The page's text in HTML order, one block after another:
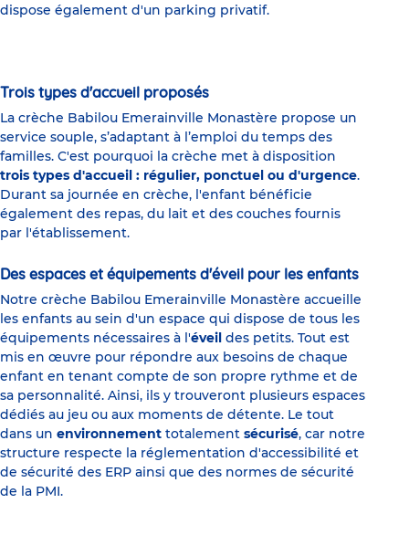
dispose également d'un parking privatif.
Trois types d'accueil proposés
La crèche Babilou Emerainville Monastère propose un
service souple, s’adaptant à l’emploi du temps des
familles. C'est pourquoi la crèche met à disposition
trois types d'accueil : régulier, ponctuel ou d'urgence.
Durant sa journée en crèche, l'enfant bénéficie
également des repas, du lait et des couches fournis
par l'établissement.
Des espaces et équipements d'éveil pour les enfants
Notre crèche Babilou Emerainville Monastère accueille
les enfants au sein d'un espace qui dispose de tous les
équipements nécessaires à l'éveil des petits. Tout est
mis en œuvre pour répondre aux besoins de chaque
enfant en tenant compte de son propre rythme et de
sa personnalité. Ainsi, ils y trouveront plusieurs espaces
dédiés au jeu ou aux moments de détente. Le tout
dans un environnement totalement sécurisé, car notre
structure respecte la réglementation d'accessibilité et
de sécurité des ERP ainsi que des normes de sécurité
de la PMI.